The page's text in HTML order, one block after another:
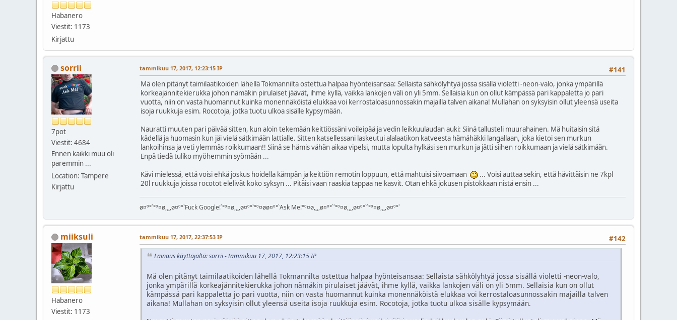
Habanero
Viestit: 1173
Kirjattu
sorrii
7pot
Viestit: 4684
Ennen kaikki muu oli
paremmin ...
Location: Tampere
Kirjattu
#141
tammikuu 17, 2017, 12:23:15 IP
Mä olen pitänyt taimilaatikoiden lähellä Tokmannilta ostettua halpaa hyönteisansaa: Sellaista sähkölyhtyä jossa sisällä violetti -neon-valo, jonka ympärillä
korkeajännitekierukka johon nämäkin pirulaiset jäävät, ihme kyllä, vaikka lankojen väli on yli 5mm. Sellaisia kun on ollut kämpässä pari kappaletta jo pari
vuotta, niin on vasta huomannut kuinka monennäköistä elukkaa voi kerrostaloasunnossakin majailla talven aikana! Mullahan on syksyisin ollut yleensä useita
isoja ruukkuja esim. Rocotoja, jotka tuotu ulkoa sisälle kypsymään.
Nauratti muuten pari päivää sitten, kun aloin tekemään keittiössäni voileipää ja vedin leikkuulaudan auki: Siinä tallusteli muurahainen. Mä huitaisin sitä
kädellä ja huomasin kun jäi vielä sätkimään lattialle. Sitten katsellessani laskeutui alalaatikon katveesta hämähäkki langallaan, joka kietoi sen murkun
lankoihinsa ja veti ylemmäs roikkumaan!! Siinä se hämis vähän aikaa vipelsi, mutta lopulta hylkäsi sen murkun ja jätti siihen roikkumaan ja vielä sätkimään.
Enpä tiedä tuliko myöhemmin syömään ...
Kävi mielessä, että voisi ehkä joskus hoidella kämpän ja keittiön remotin loppuun, että mahtuisi siivoamaan
... Voisi auttaa sekin, että hävittäisin ne 7kpl
20l ruukkuja joissa rocotot elelivät koko syksyn ... Pitäisi vaan raaskia tappaa ne kasvit. Otan ehkä jokusen pistokkaan nistä ensin ...
ø¤º°`°º¤ø,¸¸,ø¤º°`Fuck Google!`°º¤ø,¸¸,ø¤º°`°º¤øø¤º°`Ask Me!°º¤ø,¸¸,ø¤º°``°º¤ø,¸¸,ø¤º°``°º¤ø,¸¸,ø¤º°`
miiksuli
Habanero
Viestit: 1173
#142
tammikuu 17, 2017, 22:37:53 IP
Lainaus käyttäjältä: sorrii - tammikuu 17, 2017, 12:23:15 IP
Mä olen pitänyt taimilaatikoiden lähellä Tokmannilta ostettua halpaa hyönteisansaa: Sellaista sähkölyhtyä jossa sisällä violetti -neon-valo,
jonka ympärillä korkeajännitekierukka johon nämäkin pirulaiset jäävät, ihme kyllä, vaikka lankojen väli on yli 5mm. Sellaisia kun on ollut
kämpässä pari kappaletta jo pari vuotta, niin on vasta huomannut kuinka monennäköistä elukkaa voi kerrostaloasunnossakin majailla talven
aikana! Mullahan on syksyisin ollut yleensä useita isoja ruukkuja esim. Rocotoja, jotka tuotu ulkoa sisälle kypsymään.